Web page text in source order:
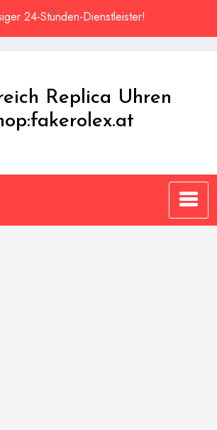
24-Stunden-Dienstleister!
Replica Uhren